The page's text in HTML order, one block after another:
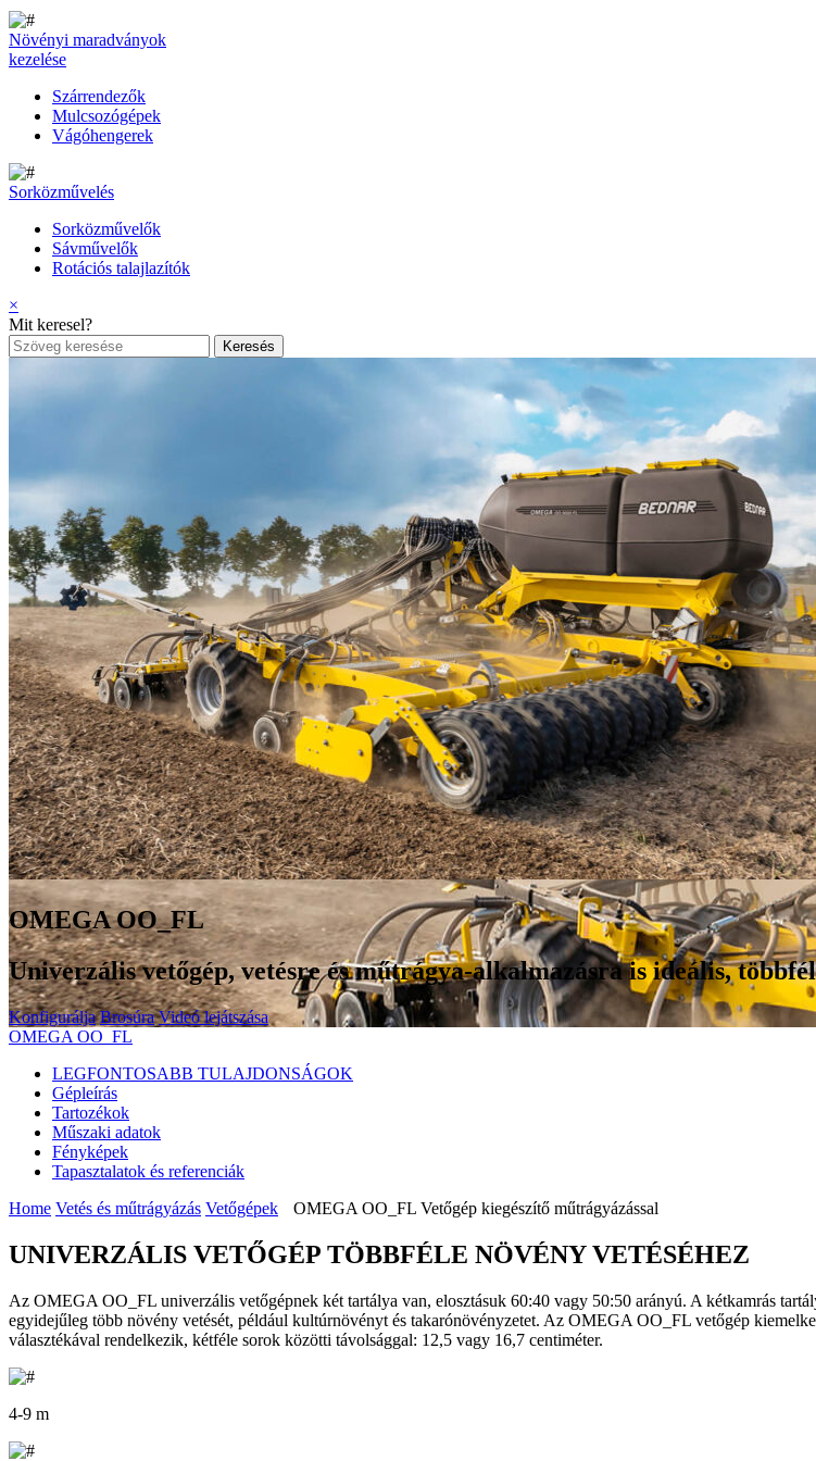
Növényi maradványok
kezelése
Szárrendezők
Mulcsozógépek
Vágóhengerek
Sorközművelés
Sorközművelők
Sávművelők
Rotációs talajlazítók
×
Mit keresel?
OMEGA OO_FL
Univerzális vetőgép, vetésre és műtrágya-alkalmazásra is ideális,
Konfigurálja Brosúra Videó lejátszása
OMEGA OO_FL
LEGFONTOSABB TULAJDONSÁGOK
Gépleírás
Tartozékok
Műszaki adatok
Fényképek
Tapasztalatok és referenciák
Home Vetés és műtrágyázás Vetőgépek OMEGA OO_FL Vetőgép kiegészítő műtrágyázással
UNIVERZÁLIS VETŐGÉP TÖBBFÉLE NÖVÉNY VETÉSÉHEZ
Az OMEGA OO_FL univerzális vetőgépnek két tartálya van, elosztásuk 60:40 vagy 50:50 arányú. A kétkamrás
egyidejűleg több növény vetését, például kultúrnövényt és takarónövényzetet. Az OMEGA OO_FL vetőgép
választékával rendelkezik, kétféle sorok közötti távolsággal: 12,5 vagy 16,7 centiméter.
4-9 m